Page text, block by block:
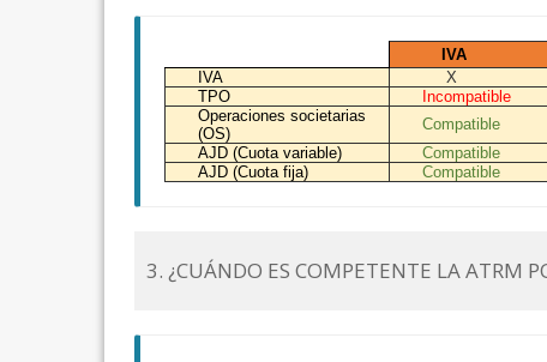
IVA
IVA
X
TPO
Incompatible
Operaciones societarias
(OS)
Compatible
AJD (Cuota variable)
Compatible
AJD (Cuota fija)
Compatible
3. ¿CUÁNDO ES COMPETENTE LA ATRM